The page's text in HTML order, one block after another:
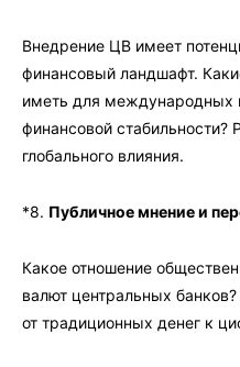
Внедрение ЦВ имеет
финансовый ландшафт.
иметь для международных
финансовой
глобального влияния.
*8. Публичное мнение и
Какое отношение
валют центральных
от традиционных денег к